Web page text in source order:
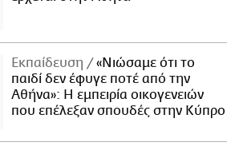
Εκπαίδευση
«Νιώσαμε ότι το
παιδί δεν έφυγε ποτέ από την
Αθήνα»: Η εμπειρία οικογενειών
που επέλεξαν σπουδές στην Κύπρο